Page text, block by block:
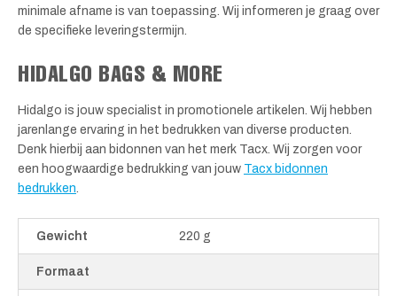
minimale afname is van toepassing. Wij informeren je graag over
de specifieke leveringstermijn.
HIDALGO BAGS & MORE
Hidalgo is jouw specialist in promotionele artikelen. Wij hebben
jarenlange ervaring in het bedrukken van diverse producten.
Denk hierbij aan bidonnen van het merk Tacx. Wij zorgen voor
een hoogwaardige bedrukking van jouw Tacx bidonnen
bedrukken
Gewicht 220 g
Formaat